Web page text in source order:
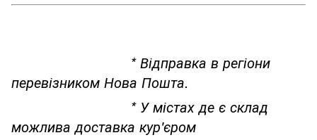
* Відправка в регіони
перевізником Нова Пошта.
* У містах де є склад
можлива доставка кур'єром